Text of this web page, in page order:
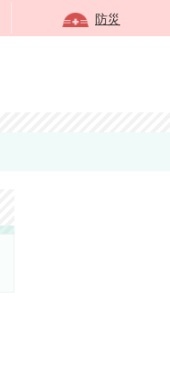
防災